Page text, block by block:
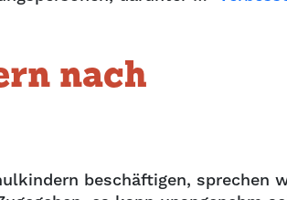
nach
beschäftigen, sprechen